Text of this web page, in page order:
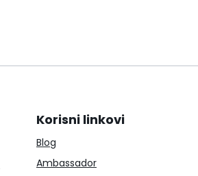
Korisni linkovi
Blog
Ambassador